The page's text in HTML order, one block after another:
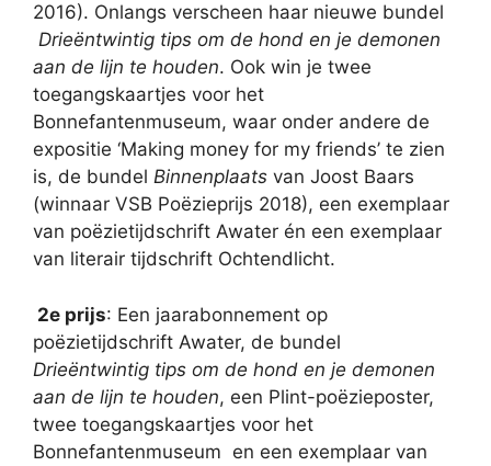
2016). Onlangs verscheen haar nieuwe bundel
Drieëntwintig tips om de hond en je demonen
aan de lijn te houden. Ook win je twee
toegangskaartjes voor het
Bonnefantenmuseum, waar onder andere de
expositie ‘Making money for my friends’ te zien
is, de bundel Binnenplaats van Joost Baars
(winnaar VSB Poëzieprijs 2018), een exemplaar
van poëzietijdschrift Awater én een exemplaar
van literair tijdschrift Ochtendlicht.
2e prijs: Een jaarabonnement op
poëzietijdschrift Awater, de bundel
Drieëntwintig tips om de hond en je demonen
aan de lijn te houden, een Plint-poëzieposter,
twee toegangskaartjes voor het
Bonnefantenmuseum en een exemplaar van